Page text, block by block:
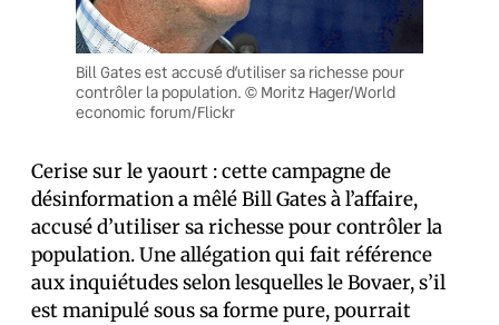
Bill Gates est accusé d’utiliser sa richesse pour
contrôler la population. © Moritz Hager/World
economic forum/Flickr
Cerise sur le yaourt : cette campagne de
désinformation a mêlé Bill Gates à l’affaire,
accusé d’utiliser sa richesse pour contrôler la
population. Une allégation qui fait référence
aux inquiétudes selon lesquelles le Bovaer, s’il
est manipulé sous sa forme pure, pourrait